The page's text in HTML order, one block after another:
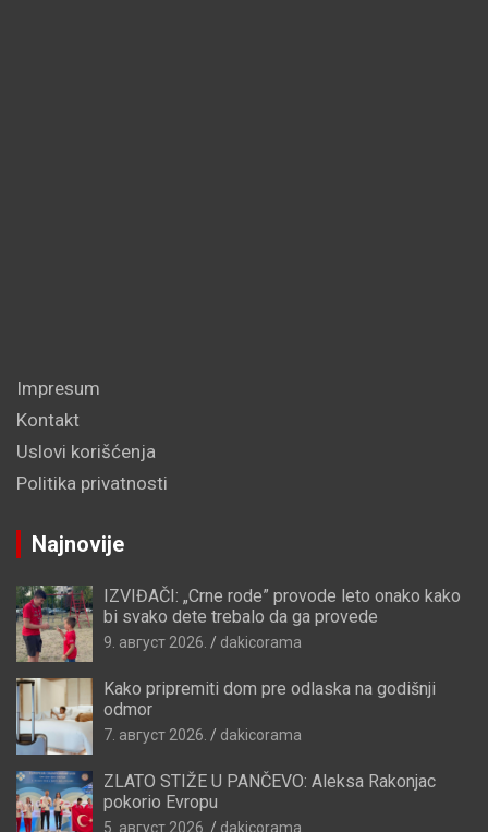
Impresum
Kontakt
Uslovi korišćenja
Politika privatnosti
Najnovije
IZVIĐAČI: „Crne rode” provode leto onako kako
bi svako dete trebalo da ga provede
9. август 2026. dakicorama
Kako pripremiti dom pre odlaska na godišnji
odmor
7. август 2026. dakicorama
ZLATO STIŽE U PANČEVO: Aleksa Rakonjac
pokorio Evropu
5. август 2026. dakicorama